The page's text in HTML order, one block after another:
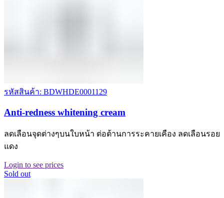
รหัสสินค้า: BDWHDE0001129
Anti-redness whitening cream
ลดเลือนจุดต่างๆบนใบหน้า ต่อต้านการระคายเคือง ลดเลือนรอย
แดง
Login to see prices
Sold out